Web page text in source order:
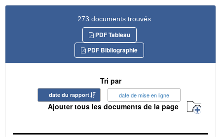
273 documents trouvés
PDF Tableau
PDF Bibliographie
Tri par
date du rapport date de mise en ligne
Ajouter tous les documents de la page